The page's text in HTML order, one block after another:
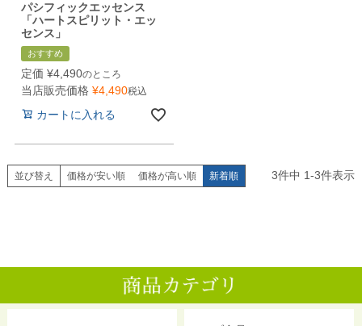
パシフィックエッセンス
「ハートスピリット・エッ
センス」
おすすめ
定価 ¥4,490のところ
当店販売価格 ¥4,490税込
カートに入れる
並び替え 価格が安い順 価格が高い順 新着順 3件中 1-3件表示